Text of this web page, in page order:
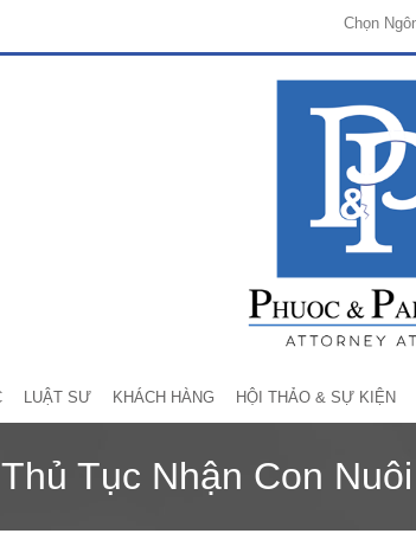
Chọn
LUẬT SƯ KHÁCH HÀNG HỘI THẢO & SỰ KIỆN
Thủ Tục Nhận Con